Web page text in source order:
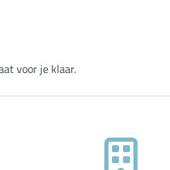
voor je klaar.